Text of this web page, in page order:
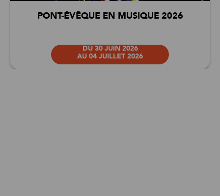
PONT-ÉVÊQUE EN MUSIQUE 2026
DU 30 JUIN 2026
AU 04 JUILLET 2026